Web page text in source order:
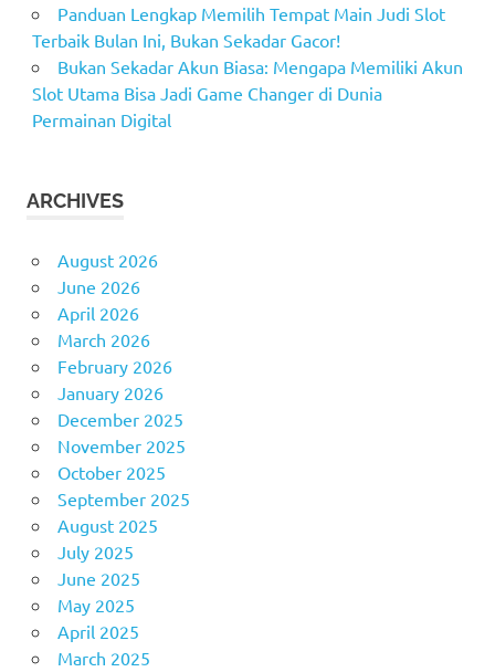
Panduan Lengkap Memilih Tempat Main Judi Slot
Terbaik Bulan Ini, Bukan Sekadar Gacor!
Bukan Sekadar Akun Biasa: Mengapa Memiliki Akun
Slot Utama Bisa Jadi Game Changer di Dunia
Permainan Digital
ARCHIVES
August 2026
June 2026
April 2026
March 2026
February 2026
January 2026
December 2025
November 2025
October 2025
September 2025
August 2025
July 2025
June 2025
May 2025
April 2025
March 2025